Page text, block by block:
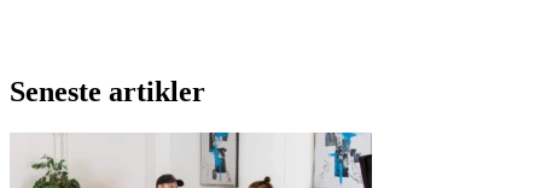
Seneste artikler